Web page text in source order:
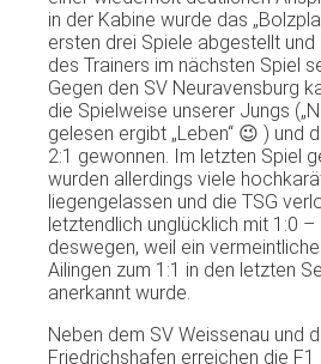
in der Kabine wurde das
ersten drei Spiele abgestellt
des Trainers im nächsten Spiel
Gegen den SV Neuravensburg
die Spielweise unserer Jungs
gelesen ergibt „Leben“ 😉 ) und
2:1 gewonnen. Im letzten Spiel
wurden allerdings viele
liegengelassen und die TSG
letztendlich unglücklich mit 1:0
deswegen, weil ein
Ailingen zum 1:1 in den letzten
anerkannt wurde.
Neben dem SV Weissenau und
Friedrichshafen erreichen die F1